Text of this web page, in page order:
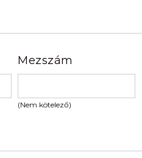
4490 Ft.
Mezszám
(Nem kötelező)